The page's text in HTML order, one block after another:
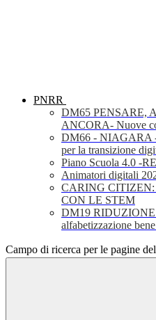
PNRR
DM65 PENSARE,
ANCORA- Nuove
DM66 - NIAGARA -
per la transizione
Piano Scuola 4.0 -
Animatori digitali
CARING
CON LE STEM
DM19
alfabetizzazione
Campo di ricerca per le pagine